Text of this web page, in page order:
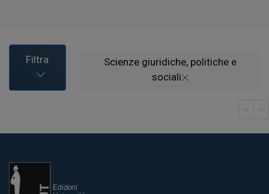
Filtra
Scienze giuridiche, politiche e
sociali
< >